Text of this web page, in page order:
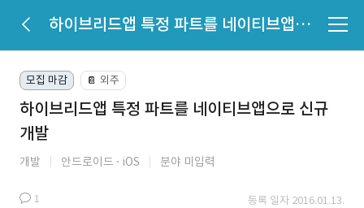
하이브리드앱 특정 파트를 네이티브앱으로 신규 개발
모집 마감 📔 외주
하이브리드앱 특정 파트를 네이티브앱으로 신규
개발
개발 안드로이드 iOS 분야 미입력
1 등록 일자 2016.01.13.